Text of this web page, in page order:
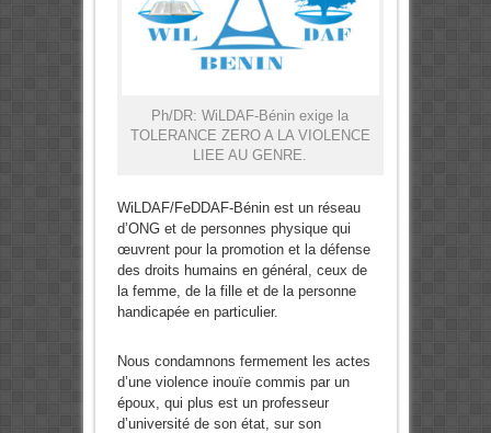
Ph/DR: WiLDAF-Bénin exige la
TOLERANCE ZERO A LA VIOLENCE
LIEE AU GENRE.
WiLDAF/FeDDAF-Bénin est un réseau
d’ONG et de personnes physique qui
œuvrent pour la promotion et la défense
des droits humains en général, ceux de
la femme, de la fille et de la personne
handicapée en particulier.
Nous condamnons fermement les actes
d’une violence inouïe commis par un
époux, qui plus est un professeur
d’université de son état, sur son